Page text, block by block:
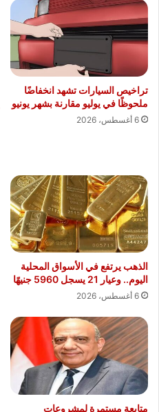
تراخيص السيارات تشهد انخفاضًا
ملحوظًا في يوليو مقارنة بشهر يونيو
6 أغسطس، 2026
الذهب يرتفع في الأسواق المحلية
اليوم.. وعيار 21 يسجل 5960 جنيهًا
6 أغسطس، 2026
متابعة مستمرة لمشروعات